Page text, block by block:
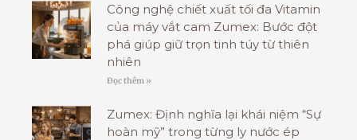
Công nghệ chiết xuất tối đa Vitamin
của máy vắt cam Zumex: Bước đột
phá giúp giữ trọn tinh túy từ thiên
nhiên
Đọc thêm »
Zumex: Định nghĩa lại khái niệm “Sự
hoàn mỹ” trong từng ly nước ép